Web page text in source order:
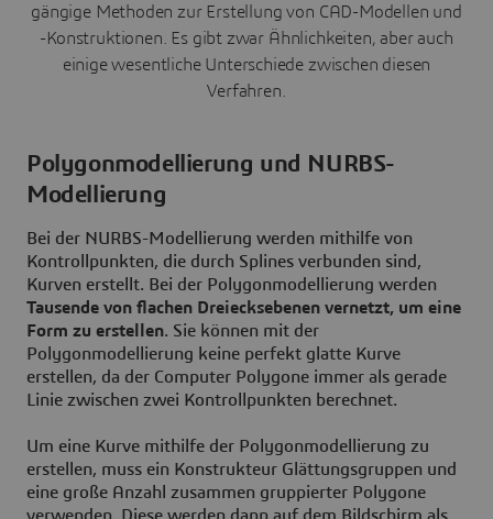
gängige Methoden zur Erstellung von CAD-Modellen und
-Konstruktionen. Es gibt zwar Ähnlichkeiten, aber auch
einige wesentliche Unterschiede zwischen diesen
Verfahren.
Polygonmodellierung und NURBS-
Modellierung
Bei der NURBS-Modellierung werden mithilfe von
Kontrollpunkten, die durch Splines verbunden sind,
Kurven erstellt. Bei der Polygonmodellierung werden
Tausende von flachen Dreiecksebenen vernetzt, um eine
Form zu erstellen. Sie können mit der
Polygonmodellierung keine perfekt glatte Kurve
erstellen, da der Computer Polygone immer als gerade
Linie zwischen zwei Kontrollpunkten berechnet.
Um eine Kurve mithilfe der Polygonmodellierung zu
erstellen, muss ein Konstrukteur Glättungsgruppen und
eine große Anzahl zusammen gruppierter Polygone
verwenden. Diese werden dann auf dem Bildschirm als